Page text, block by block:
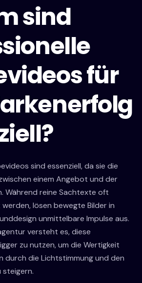
sind
für
sind essenziell, da sie die
einem Angebot und der
Während reine Sachtexte oft
lösen bewegte Bilder in
unmittelbare Impulse aus.
versteht es, diese
zu nutzen, um die Wertigkeit
durch die Lichtstimmung und den